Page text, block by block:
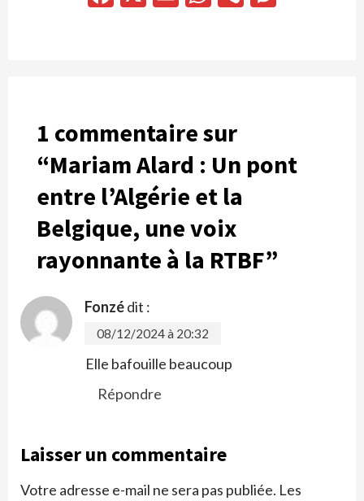
1 commentaire sur
“Mariam Alard : Un pont
entre l’Algérie et la
Belgique, une voix
rayonnante à la RTBF”
Fonzédit :
08/12/2024 à 20:32
Elle bafouille beaucoup
Répondre
Laisser un commentaire
Votre adresse e-mail ne sera pas publiée. Les